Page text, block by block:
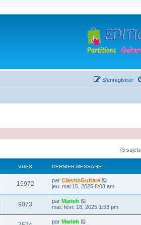
S’enregistrer
73 sujets
VUES DERNIER MESSAGE
15972V
u
D
e
i
e
r
m
par ClassicGuitare
jeu. mai 15, 2025 8:08 am
9073
u
D
e
par Marieh
mar. févr. 18, 2025 1:53 pm
D
par Marieh